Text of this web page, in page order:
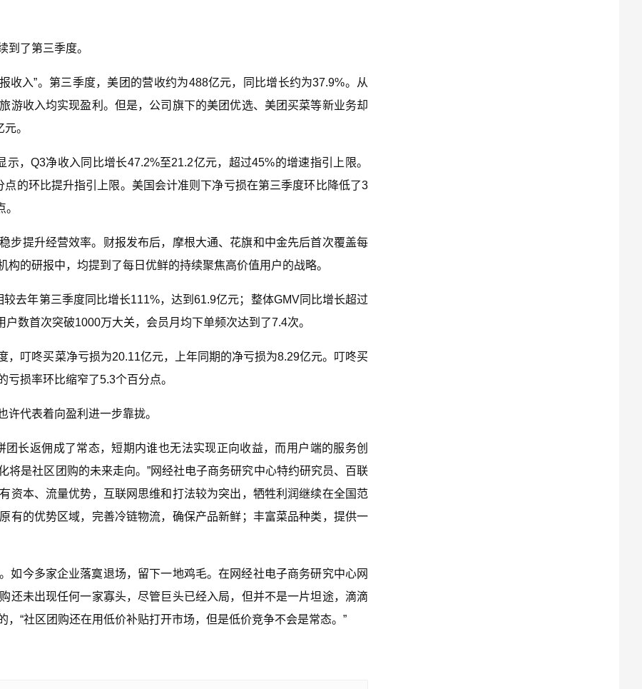
到了第三季度。
收入”。第三季度，美团的营收约为488亿元，同比增长约为37.9%。从
游收入均实现盈利。但是，公司旗下的美团优选、美团买菜等新业务却
。
，Q3净收入同比增长47.2%至21.2亿元，超过45%的增速指引上限。
的环比提升指引上限。美国会计准则下净亏损在第三季度环比降低了3
步提升经营效率。财报发布后，摩根大通、花旗和中金先后首次覆盖每
的研报中，均提到了每日优鲜的持续聚焦高价值用户的战略。
去年第三季度同比增长111%，达到61.9亿元；整体GMV同比增长超过
数首次突破1000万大关，会员月均下单频次达到了7.4次。
，叮咚买菜净亏损为20.11亿元，上年同期的净亏损为8.29亿元。叮咚买
损率环比缩窄了5.3个百分点。
代表着向盈利进一步靠拢。
长返佣成了常态，短期内谁也无法实现正向收益，而用户端的服务创
是社区团购的未来走向。”网经社电子商务研究中心特约研究员、百联
资本、流量优势，互联网思维和打法较为突出，牺牲利润继续在全国范
有的优势区域，完善冷链物流，确保产品新鲜；丰富菜品种类，提供一
如今多家企业落寞退场，留下一地鸡毛。在网经社电子商务研究中心网
还未出现任何一家寡头，尽管巨头已经入局，但并不是一片坦途，滴滴
“社区团购还在用低价补贴打开市场，但是低价竞争不会是常态。”